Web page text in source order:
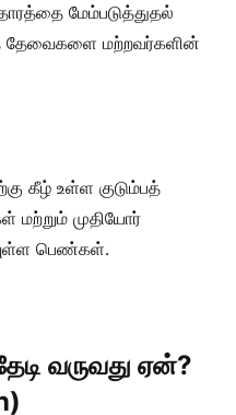
மேம்படுத்துதல்
தேவைகளை மற்றவர்களின்
கீழ் உள்ள குடும்பத்
முதியோர்
பெண்கள்.
வருவது ஏன்?